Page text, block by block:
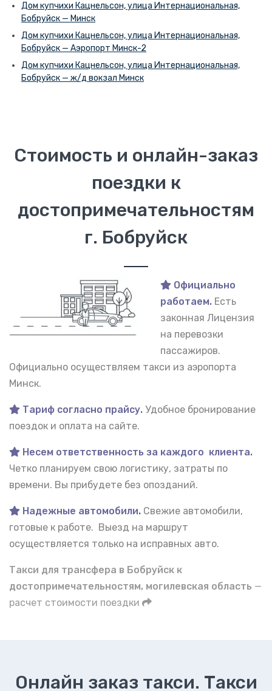
Дом купчихи Кацнельсон, улица Интернациональная,
Бобруйск — Минск
Дом купчихи Кацнельсон, улица Интернациональная,
Бобруйск — Аэропорт Минск-2
Дом купчихи Кацнельсон, улица Интернациональная,
Бобруйск — ж/д вокзал Минск
Стоимость и онлайн-заказ
поездки к
достопримечательностям
г. Бобруйск
Официально
работаем. Есть
законная Лицензия
на перевозки
пассажиров.
Официально осуществляем такси из аэропорта
Минск.
Тариф согласно прайсу. Удобное бронирование
поездок и оплата на сайте.
Несем ответственность за каждого клиента.
Четко планируем свою логистику, затраты по
времени. Вы прибудете без опозданий.
Надежные автомобили. Свежие автомобили,
готовые к работе. Выезд на маршрут
осуществляется только на исправных авто.
Такси для трансфера в Бобруйск к
достопримечательностям, могилевская область —
расчет стоимости поездки
Онлайн заказ такси. Такси